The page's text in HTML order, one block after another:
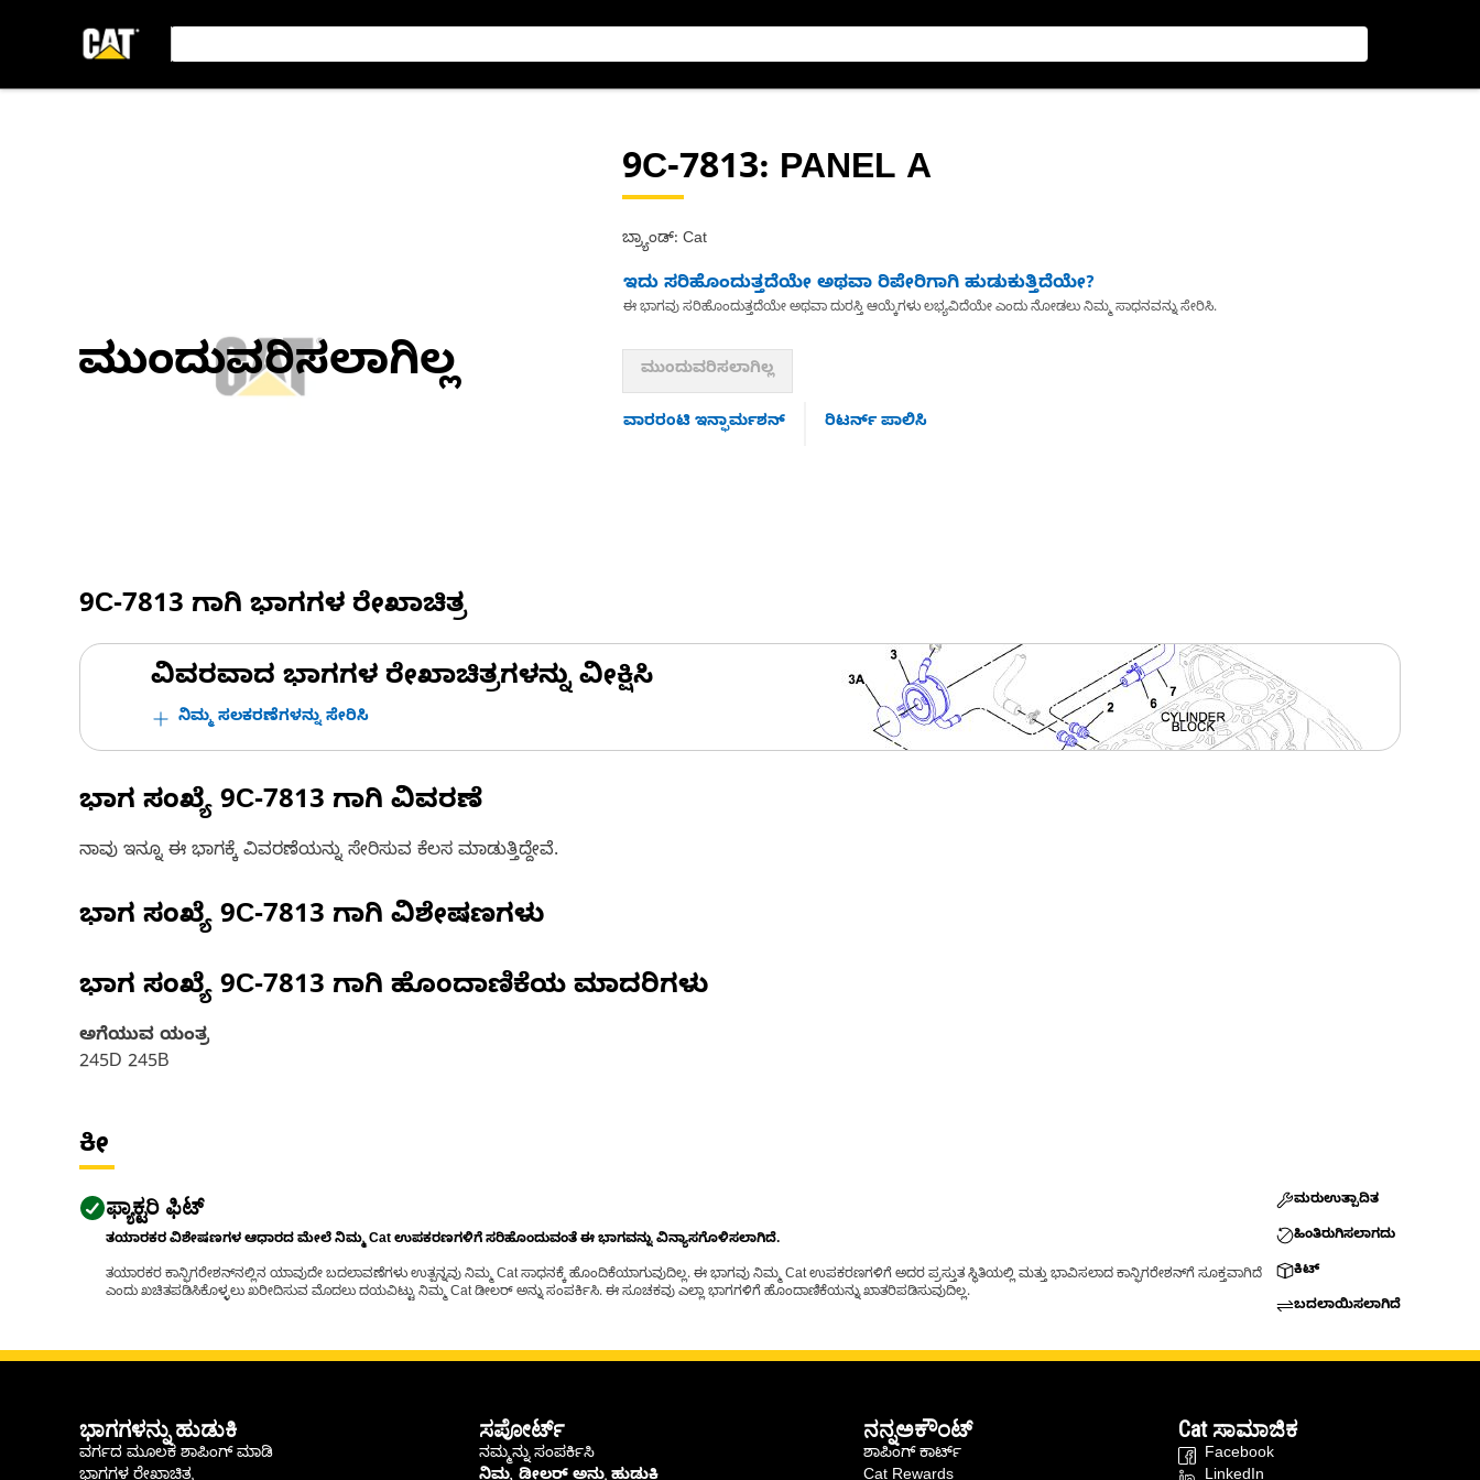
ಮುಂದುವರಿಸಲಾಗಿಲ್ಲ
9C-7813: PANEL A
ಬ್ರ್ಯಾಂಡ್: Cat
ಇದು ಸರಿಹೊಂದುತ್ತದೆಯೇ ಅಥವಾ ರಿಪೇರಿಗಾಗಿ ಹುಡುಕುತ್ತಿದೆಯೇ?
ಈ ಭಾಗವು ಸರಿಹೊಂದುತ್ತದೆಯೇ ಅಥವಾ ದುರಸ್ತಿ ಆಯ್ಕೆಗಳು ಲಭ್ಯವಿದೆಯೇ ಎಂದು ನೋಡಲು ನಿಮ್ಮ ಸಾಧನವನ್ನು ಸೇರಿಸಿ.
ಮುಂದುವರಿಸಲಾಗಿಲ್ಲ
ವಾರರಂಟಿ ಇನ್ಫಾರ್ಮಶನ್ ರಿಟರ್ನ್ ಪಾಲಿಸಿ
9C-7813 ಗಾಗಿ ಭಾಗಗಳ ರೇಖಾಚಿತ್ರ
ವಿವರವಾದ ಭಾಗಗಳ ರೇಖಾಚಿತ್ರಗಳನ್ನು ವೀಕ್ಷಿಸಿ
ನಿಮ್ಮ ಸಲಕರಣೆಗಳನ್ನು ಸೇರಿಸಿ
ಭಾಗ ಸಂಖ್ಯೆ 9C-7813 ಗಾಗಿ ವಿವರಣೆ
ನಾವು ಇನ್ನೂ ಈ ಭಾಗಕ್ಕೆ ವಿವರಣೆಯನ್ನು ಸೇರಿಸುವ ಕೆಲಸ ಮಾಡುತ್ತಿದ್ದೇವೆ.
ಭಾಗ ಸಂಖ್ಯೆ 9C-7813 ಗಾಗಿ ವಿಶೇಷಣಗಳು
ಭಾಗ ಸಂಖ್ಯೆ 9C-7813 ಗಾಗಿ ಹೊಂದಾಣಿಕೆಯ ಮಾದರಿಗಳು
ಅಗೆಯುವ ಯಂತ್ರ
245D 245B
ಕೀ
ಫ್ಯಾಕ್ಟರಿ ಫಿಟ್
ತಯಾರಕರ ವಿಶೇಷಣಗಳ ಆಧಾರದ ಮೇಲೆ ನಿಮ್ಮ Cat ಉಪಕರಣಗಳಿಗೆ ಸರಿಹೊಂದುವಂತೆ ಈ ಭಾಗವನ್ನು ವಿನ್ಯಾಸಗೊಳಿಸಲಾಗಿದೆ.
ತಯಾರಕರ ಕಾನ್ಫಿಗರೇಶನ್‌ನಲ್ಲಿನ ಯಾವುದೇ ಬದಲಾವಣೆಗಳು ಉತ್ಪನ್ನವು ನಿಮ್ಮ Cat ಸಾಧನಕ್ಕೆ ಹೊಂದಿಕೆಯಾಗುವುದಿಲ್ಲ. ಈ ಭಾಗವು ನಿಮ್ಮ Cat ಉಪಕರಣಗಳಿಗೆ ಅದರ ಪ್ರಸ್ತುತ ಸ್ಥಿತಿಯಲ್ಲಿ ಮತ್ತು ಭಾವಿಸಲಾದ ಕಾನ್ಫಿಗರೇಶನ್‌ಗೆ ಸೂಕ್ತವಾಗಿದೆ
ಎಂದು ಖಚಿತಪಡಿಸಿಕೊಳ್ಳಲು ಖರೀದಿಸುವ ಮೊದಲು ದಯವಿಟ್ಟು ನಿಮ್ಮ Cat ಡೀಲರ್ ಅನ್ನು ಸಂಪರ್ಕಿಸಿ. ಈ ಸೂಚಕವು ಎಲ್ಲಾ ಭಾಗಗಳಿಗೆ ಹೊಂದಾಣಿಕೆಯನ್ನು ಖಾತರಿಪಡಿಸುವುದಿಲ್ಲ.
ಮರುಉತ್ಪಾದಿತ
ಹಿಂತಿರುಗಿಸಲಾಗದು
ಕಿಟ್
ಬದಲಾಯಿಸಲಾಗಿದೆ
ಭಾಗಗಳನ್ನು ಹುಡುಕಿ
ವರ್ಗದ ಮೂಲಕ ಶಾಪಿಂಗ್ ಮಾಡಿ
ಸಪೋರ್ಟ್
ನಮ್ಮನ್ನು ಸಂಪರ್ಕಿಸಿ
ನನ್ನಅಕೌಂಟ್
ಶಾಪಿಂಗ್ ಕಾರ್ಟ್
Cat ಸಾಮಾಜಿಕ
Facebook